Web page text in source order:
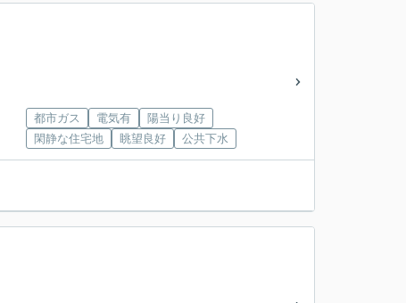
都市ガス 電気有
陽当り良好
閑静な住宅地
眺望良好 公共下水